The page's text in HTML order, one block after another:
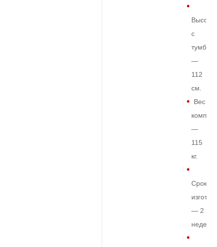
Высота
с
тумбой
—
112
см.
Вес
—
115
кг.
Срок
— 2
недели